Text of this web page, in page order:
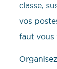
classe,
vos
faut vous